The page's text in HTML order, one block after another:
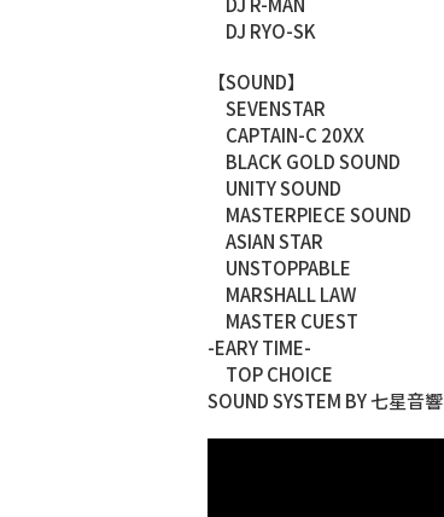
DJ RYO-SK
【SOUND】
SEVENSTAR
CAPTAIN-C 20XX
BLACK GOLD SOUND
UNITY SOUND
MASTERPIECE SOUND
ASIAN STAR
UNSTOPPABLE
MARSHALL LAW
MASTER CUEST
-EARY TIME-
TOP CHOICE
SOUND SYSTEM BY 七星音響